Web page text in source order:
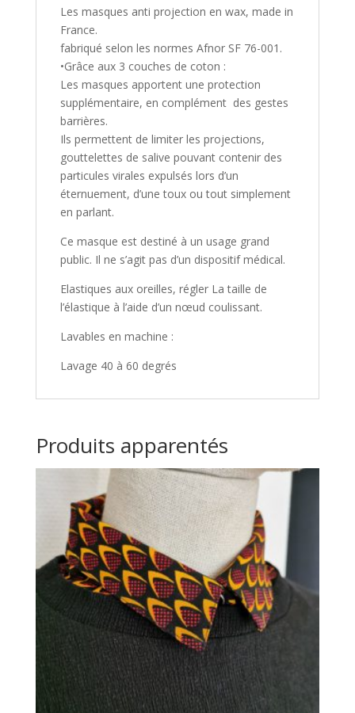
Les masques anti projection en wax, made in
France.
fabriqué selon les normes Afnor SF 76-001.
•Grâce aux 3 couches de coton :
Les masques apportent une protection
supplémentaire, en complément des gestes
barrières.
Ils permettent de limiter les projections,
gouttelettes de salive pouvant contenir des
particules virales expulsés lors d’un
éternuement, d’une toux ou tout simplement
en parlant.
Ce masque est destiné à un usage grand
public. Il ne s’agit pas d’un dispositif médical.
Elastiques aux oreilles, régler La taille de
l’élastique à l’aide d’un nœud coulissant.
Lavables en machine :
Lavage 40 à 60 degrés
Produits apparentés